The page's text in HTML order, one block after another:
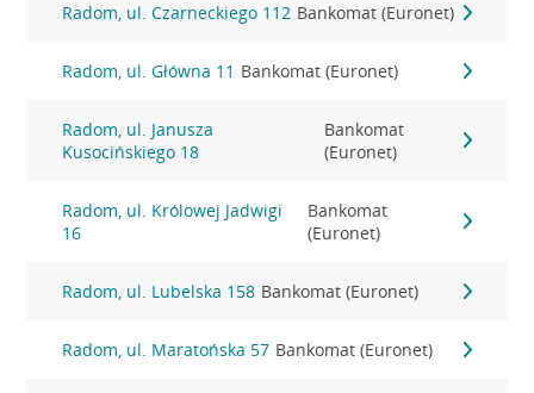
Radom, ul. Czarneckiego 112 Bankomat (Euronet)
Radom, ul. Główna 11 Bankomat (Euronet)
Radom, ul. Janusza
Kusocińskiego 18
Bankomat
(Euronet)
Radom, ul. Królowej Jadwigi
16
Bankomat
(Euronet)
Radom, ul. Lubelska 158 Bankomat (Euronet)
Radom, ul. Maratońska 57 Bankomat (Euronet)